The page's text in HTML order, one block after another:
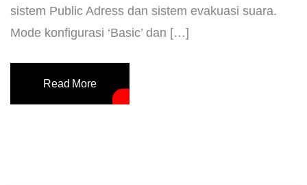
sistem Public Adress dan sistem evakuasi suara.
Mode konfigurasi ‘Basic’ dan […]
Read More